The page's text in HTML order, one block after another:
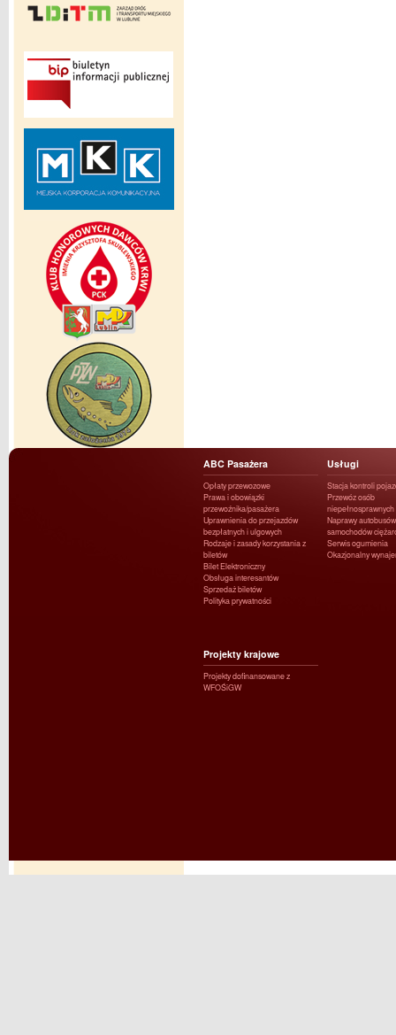
ABC Pasażera
Opłaty przewozowe
Prawa i obowiązki
przewoźnika/pasażera
Uprawnienia do przejazdów
bezpłatnych i ulgowych
Rodzaje i zasady korzystania z
biletów
Bilet Elektroniczny
Obsługa interesantów
Sprzedaż biletów
Polityka prywatności
Usługi
Stacja kontroli
Przewóz osób
niepełnosprawnych
Naprawy
samochodów
Serwis ogumienia
Okazjonalny
Projekty krajowe
Projekty dofinansowane z
WFOŚiGW